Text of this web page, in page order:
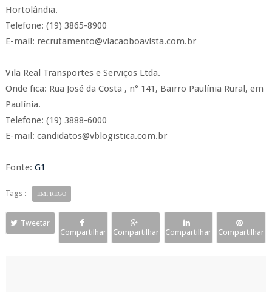
Hortolândia.
Telefone: (19) 3865-8900
E-mail: recrutamento@viacaoboavista.com.br
Vila Real Transportes e Serviços Ltda.
Onde fica: Rua José da Costa , n° 141, Bairro Paulínia Rural, em
Paulínia.
Telefone: (19) 3888-6000
E-mail: candidatos@vblogistica.com.br
Fonte: G1
Tags : EMPREGO
Tweetar
Compartilhar
Compartilhar Compartilhar Compartilhar